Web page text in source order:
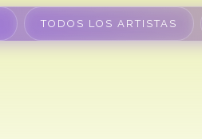
TODOS LOS ARTISTAS